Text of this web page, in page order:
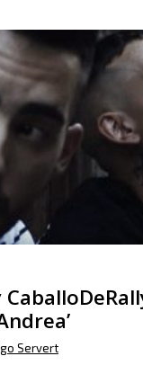
Servert